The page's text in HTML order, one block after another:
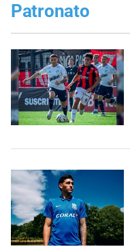
Patronato